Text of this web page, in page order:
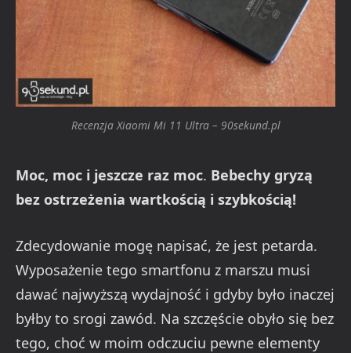
Recenzja Xiaomi Mi 11 Ultra – 90sekund.pl
Moc, moc i jeszcze raz moc. Bebechy gryzą
bez ostrzeżenia wartkością i szybkością!
Zdecydowanie mogę napisać, że jest petarda.
Wyposażenie tego smartfonu z marszu musi
dawać najwyższą wydajność i gdyby było inaczej
byłby to srogi zawód. Na szczęście obyło się bez
tego, choć w moim odczuciu pewne elementy